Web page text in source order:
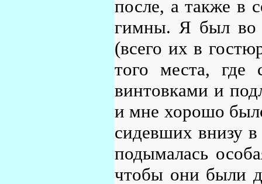
после, а также в
гимны. Я был во
(всего их в
того места, где
винтовками и
и мне хорошо
сидевших внизу
подымалась
чтобы они были